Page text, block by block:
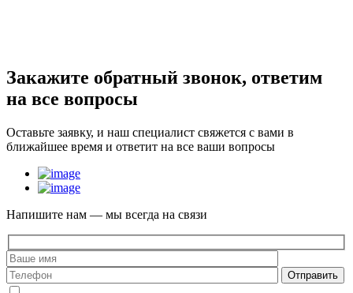
Закажите обратный звонок, ответим
на все вопросы
Оставьте заявку, и наш специалист свяжется с вами в
ближайшее время и ответит на все ваши вопросы
Напишите нам — мы всегда на связи
Отправить